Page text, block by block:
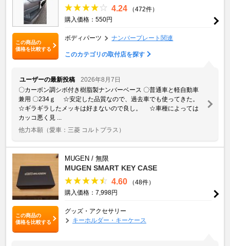
この商品の
価格を比較する
4.24
（472件）
購入価格：550円
ボディパーツ ナンバープレート関連
このカテゴリの取付店を探す
ユーザーの最新投稿
2026年8月7日
〇カーボン調シボ付き樹脂製ナンバーベース 〇普通車と軽自動車
兼用 〇234ｇ ☆安定した品質なので、過去車でも使ってきた。
☆ギラギラしたメッキは好まないので良し。 ☆車種によっては
カッコ悪く見 ...
他力本願 （愛車：三菱 コルトプラス）
この商品の
価格を比較する
MUGEN / 無限
MUGEN SMART KEY CASE
4.60
（48件）
購入価格：7,998円
グッズ・アクセサリー
キーホルダー・キーケース